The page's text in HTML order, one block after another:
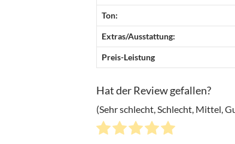
Ton:
Extras/Ausstattung:
Preis-Leistung
Hat der Review gefallen?
(Sehr schlecht, Schlecht, Mittel,